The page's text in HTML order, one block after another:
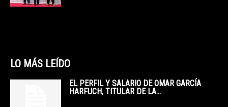
LO MÁS LEÍDO
EL PERFIL Y SALARIO DE OMAR GARCÍA
HARFUCH, TITULAR DE LA...